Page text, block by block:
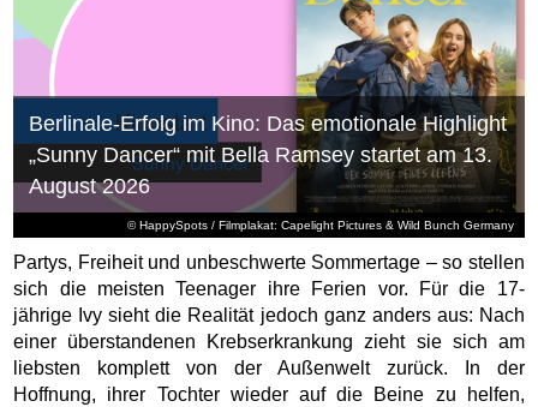
© HappySpots / Filmplakat: Capelight Pictures & Wild Bunch Germany
Berlinale-Erfolg im Kino: Das emotionale Highlight
„Sunny Dancer“ mit Bella Ramsey startet am 13.
August 2026
Partys, Freiheit und unbeschwerte Sommertage – so stellen
sich die meisten Teenager ihre Ferien vor. Für die 17-
jährige Ivy sieht die Realität jedoch ganz anders aus: Nach
einer überstandenen Krebserkrankung zieht sie sich am
liebsten komplett von der Außenwelt zurück. In der
Hoffnung, ihrer Tochter wieder auf die Beine zu helfen,